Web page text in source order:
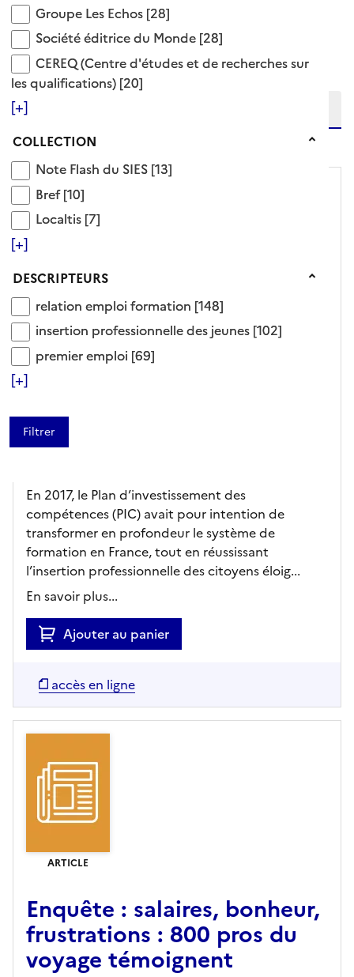
Groupe Les Echos
Groupe Les Echos [28]
Société éditrice du Monde
Société éditrice du Monde [28]
CEREQ (Centre d'études et de recherches sur les
CEREQ (Centre d'études et de recherches sur
les qualifications) [20]
[+]
Collection
COLLECTION
Note Flash du SIES
Note Flash du SIES [13]
BrefBref[10]
Localtis
Localtis [7]
[+]
Descripteurs
DESCRIPTEURS
relation emploi formation
relation emploi formation [148]
insertion professionnelle des jeunes
insertion professionnelle des jeunes [102]
premier emploi
premier emploi [69]
[+]
Tris disponibles (Ouverture d'une modale)
Ajouter le résultat au panier
Affiner la recherche
Etendre la recherche sur
niveau(x) vers le bas
ARTICLE
Formation professionnelle :
bilan mitigé pour le plan
compétences
En 2017, le Plan d’investissement des
compétences (PIC) avait pour intention de
transformer en profondeur le système de
formation en France, tout en réussissant
l’insertion professionnelle des citoyens éloig...
En savoir plus...
Ajouter au panier
accès en ligne
ARTICLE
Enquête : salaires, bonheur,
frustrations : 800 pros du
voyage témoignent